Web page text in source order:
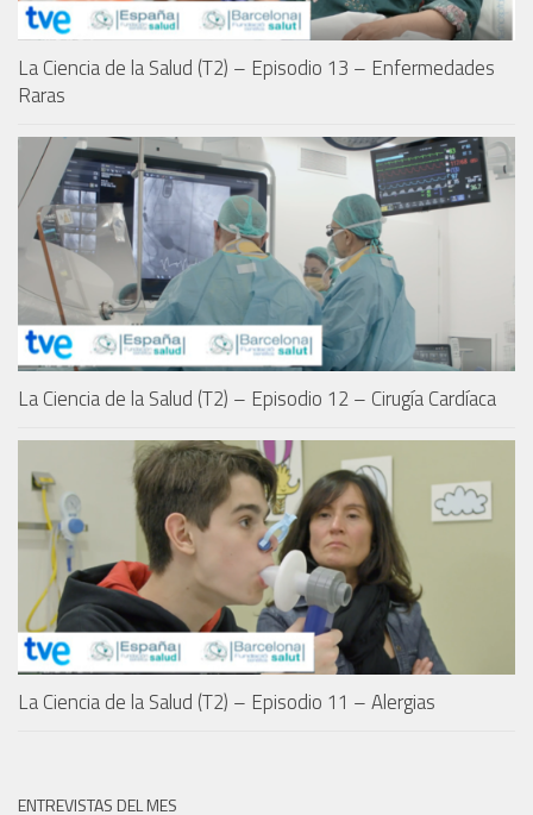
La Ciencia de la Salud (T2) – Episodio 13 – Enfermedades
Raras
La Ciencia de la Salud (T2) – Episodio 12 – Cirugía Cardíaca
La Ciencia de la Salud (T2) – Episodio 11 – Alergias
ENTREVISTAS DEL MES